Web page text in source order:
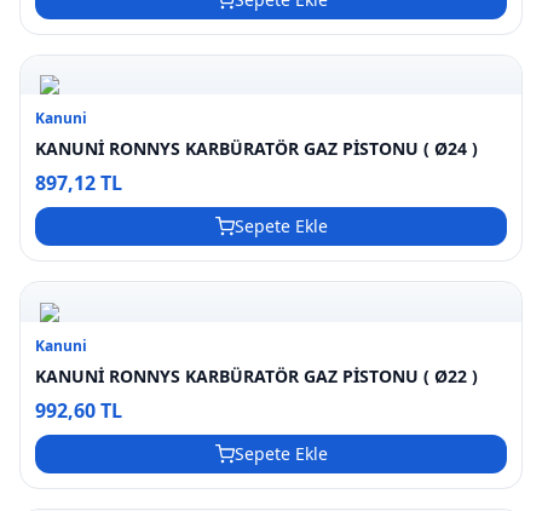
Kanuni
KANUNİ RONNYS KARBÜRATÖR GAZ PİSTONU ( Ø24 )
897,12 TL
Sepete Ekle
Kanuni
KANUNİ RONNYS KARBÜRATÖR GAZ PİSTONU ( Ø22 )
992,60 TL
Sepete Ekle